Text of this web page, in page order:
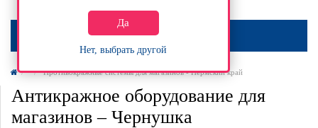
Да
Нет, выбрать другой
МЕНЮ
Противокражные системы для магазинов - Пермский край
Антикражное оборудование для
магазинов – Чернушка